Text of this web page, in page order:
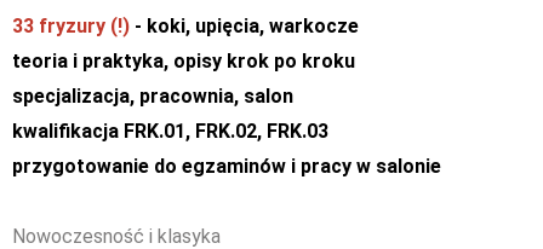
33 fryzury (!) - koki, upięcia, warkocze
teoria i praktyka, opisy krok po kroku
specjalizacja, pracownia, salon
kwalifikacja FRK.01, FRK.02, FRK.03
przygotowanie do egzaminów i pracy w salonie
Nowoczesność i klasyka